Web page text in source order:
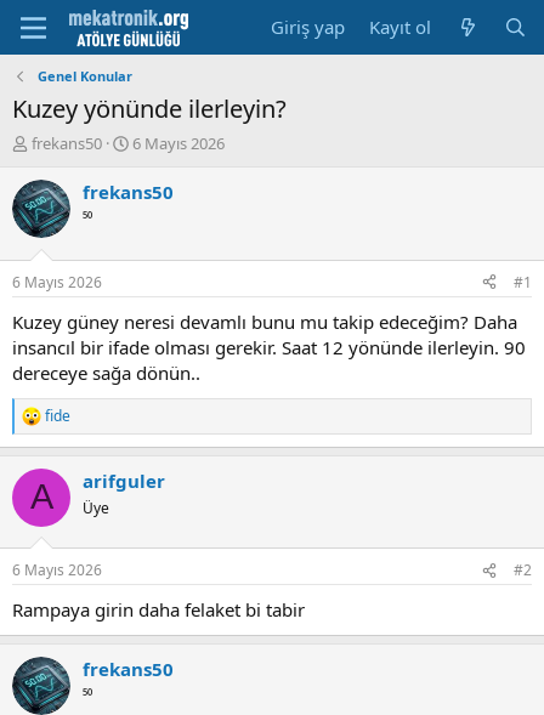
Giriş yap Kayıt ol
Genel Konular
Kuzey yönünde ilerleyin?
K
n
u
y
u
b
a
ş
a
t
a
n
frekans50
B
ş
t
a
r
i
h
i
6 Mayıs 2026
frekans50
⁵⁰
6 Mayıs 2026 #1
Kuzey güney neresi devamlı bunu mu takip edeceğim? Daha
insancıl bir ifade olması gerekir. Saat 12 yönünde ilerleyin. 90
dereceye sağa dönün..
R
e
c
i
s
fide
A arifguler
Üye
6 Mayıs 2026 #2
Rampaya girin daha felaket bi tabir
frekans50
⁵⁰